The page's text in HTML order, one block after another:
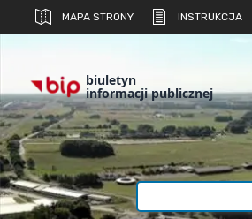
MAPA STRONY INSTRUKCJA
biuletyn
informacji publicznej